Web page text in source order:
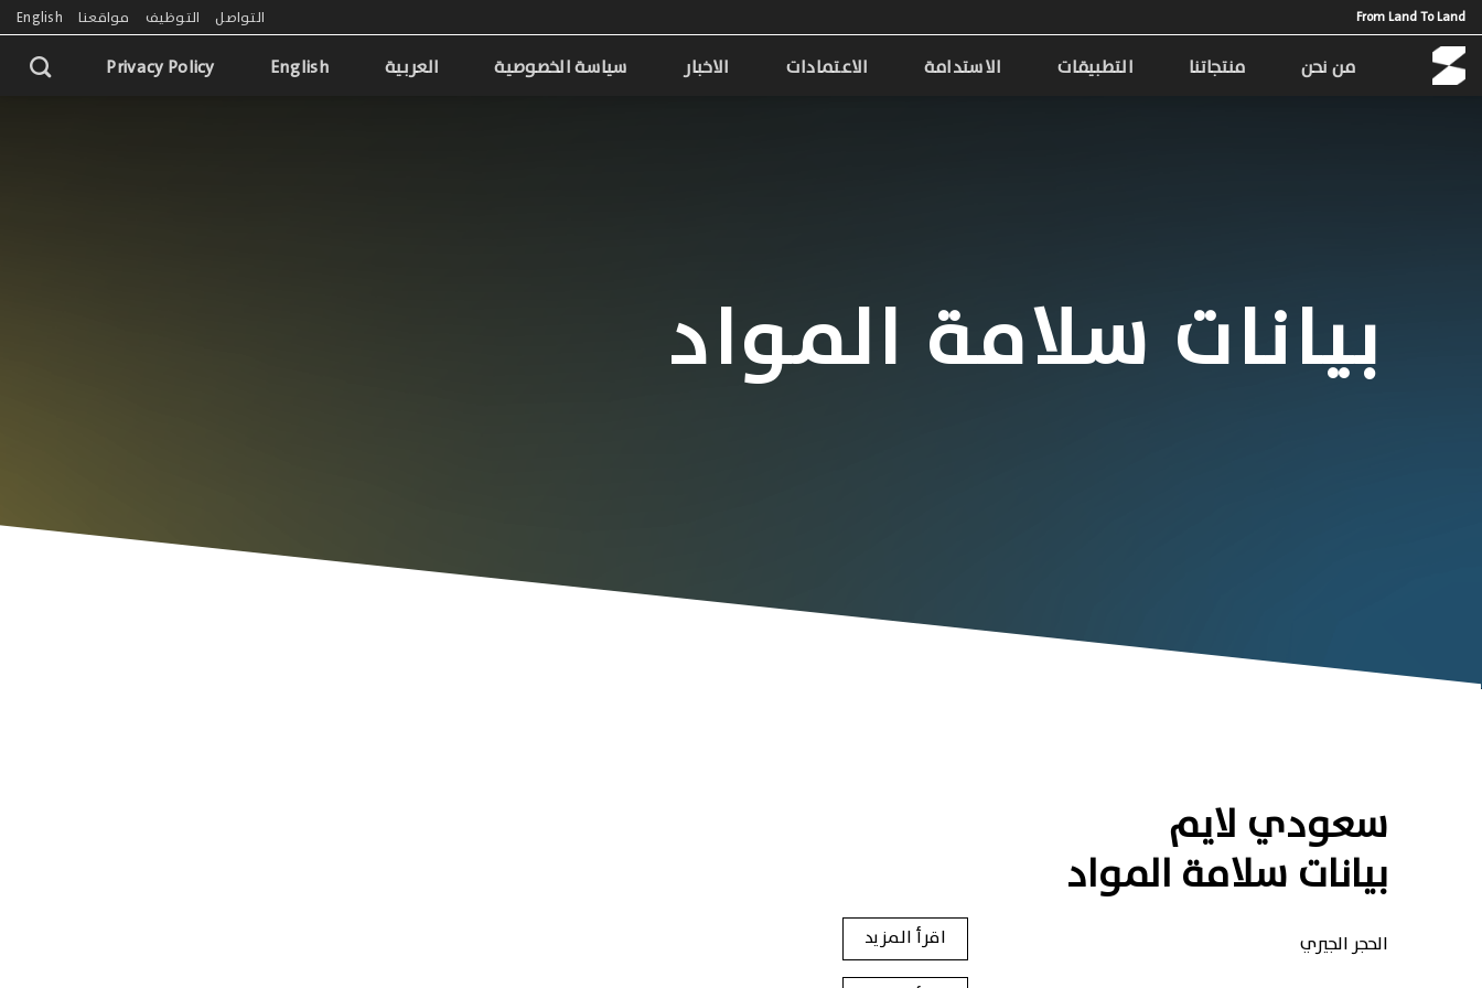
Skip
to
content
From Land To Land التواصل التوظيف مواقعنا English
من نحن منتجاتنا التطبيقات الاستدامة الاعتمادات الاخبار سياسة الخصوصية العربية English
Privacy Policy
بيانات سلامة المواد
سعودي لايم
بيانات سلامة المواد
الحجر الجيري اقرأ المزيد